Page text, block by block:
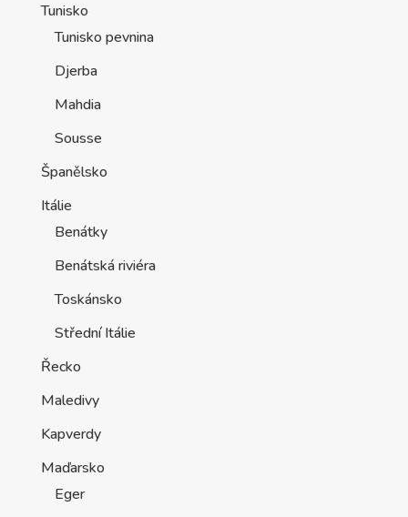
Tunisko
Tunisko pevnina
Djerba
Mahdia
Sousse
Španělsko
Itálie
Benátky
Benátská riviéra
Toskánsko
Střední Itálie
Řecko
Maledivy
Kapverdy
Maďarsko
Eger